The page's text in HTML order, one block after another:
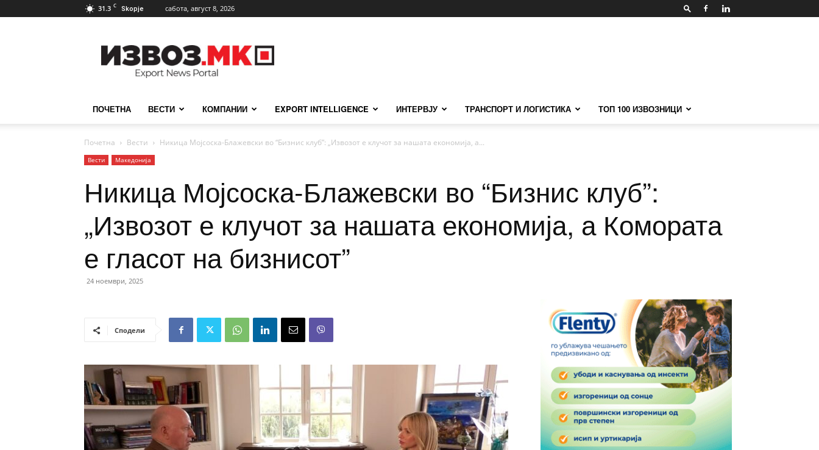
31.3 C Skopje сабота, август 8, 2026
ПОЧЕТНА ВЕСТИ КОМПАНИИ EXPORT INTELLIGENCE ИНТЕРВЈУ ТРАНСПОРТ И ЛОГИСТИКА ТОП 100 ИЗВОЗНИЦИ
Почетна Вести Никица Мојсоска-Блажевски во “Бизнис клуб”: „Извозот е клучот за нашата економија, а...
Вести Македонија
Никица Мојсоска-Блажевски во “Бизнис клуб”:
„Извозот е клучот за нашата економија, а Комората
е гласот на бизнисот”
24 ноември, 2025
Сподели